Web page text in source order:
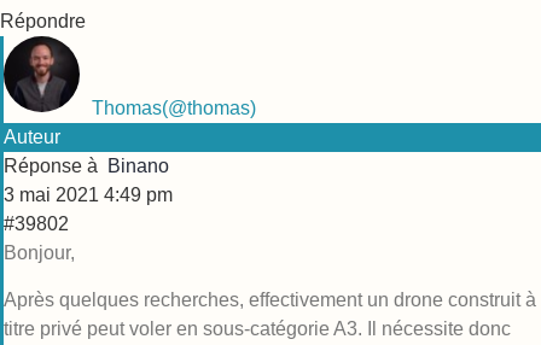
Répondre
Thomas(@thomas)
Auteur
Réponse à Binano
3 mai 2021 4:49 pm
#39802
Bonjour,
Après quelques recherches, effectivement un drone construit à
titre privé peut voler en sous-catégorie A3. Il nécessite donc